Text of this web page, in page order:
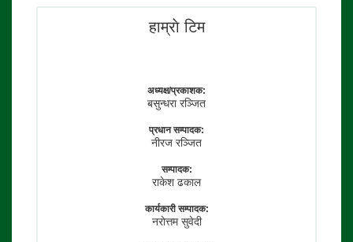
हाम्राे टिम
अध्यक्ष/प्रकाशक:
बसुन्धरा रञ्जित
प्रधान सम्पादक:
नीरज रञ्जित
सम्पादक:
राकेश ढकाल
कार्यकारी सम्पादक:
नराेत्तम सुवेदी